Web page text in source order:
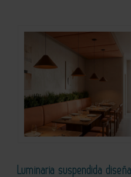
Luminaria suspendida